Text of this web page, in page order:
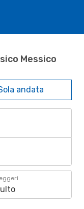
Messico
andata